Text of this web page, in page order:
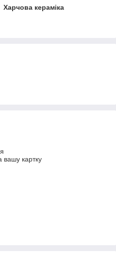
Харчова кераміка
вашу картку